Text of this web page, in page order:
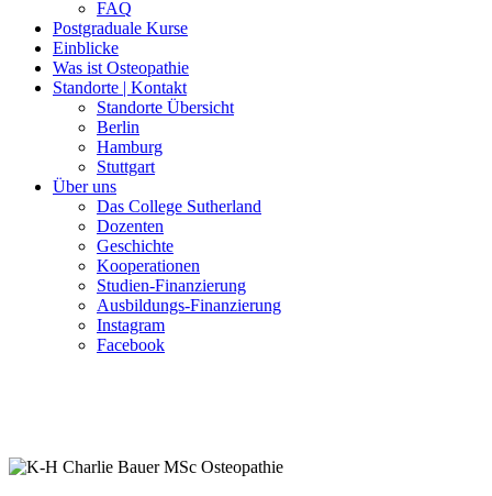
FAQ
Postgraduale Kurse
Einblicke
Was ist Osteopathie
Standorte | Kontakt
Standorte Übersicht
Berlin
Hamburg
Stuttgart
Über uns
Das College Sutherland
Dozenten
Geschichte
Kooperationen
Studien-Finanzierung
Ausbildungs-Finanzierung
Instagram
Facebook